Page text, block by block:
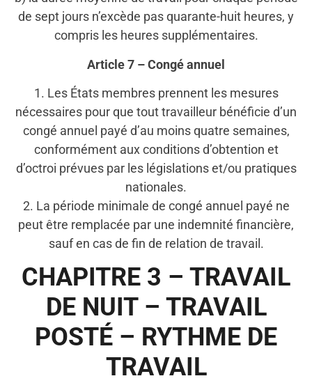
de sept jours n’excède pas quarante-huit heures, y
compris les heures supplémentaires.
Article 7 – Congé annuel
1. Les États membres prennent les mesures
nécessaires pour que tout travailleur bénéficie d’un
congé annuel payé d’au moins quatre semaines,
conformément aux conditions d’obtention et
d’octroi prévues par les législations et/ou pratiques
nationales.
2. La période minimale de congé annuel payé ne
peut être remplacée par une indemnité financière,
sauf en cas de fin de relation de travail.
CHAPITRE 3 – TRAVAIL
DE NUIT – TRAVAIL
POSTÉ – RYTHME DE
TRAVAIL